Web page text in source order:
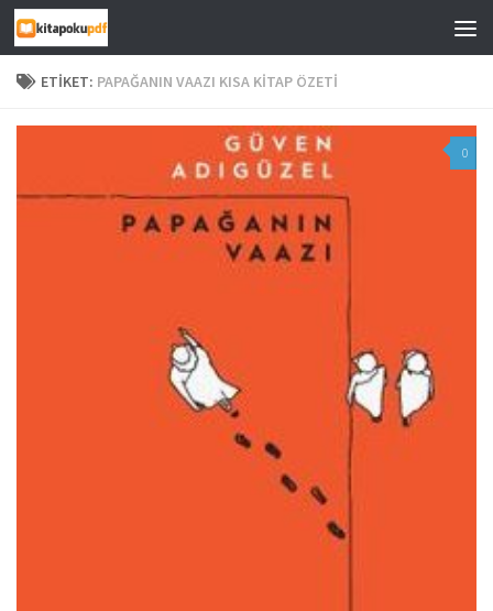
Skip to content
ETIKET: PAPAĞANIN VAAZI KISA KITAP ÖZETI
0